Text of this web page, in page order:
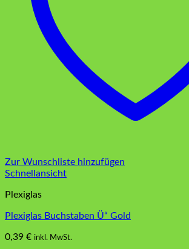
Zur Wunschliste hinzufügen
Schnellansicht
Plexiglas
Plexiglas Buchstaben Ü“ Gold
0,39 € inkl. MwSt.